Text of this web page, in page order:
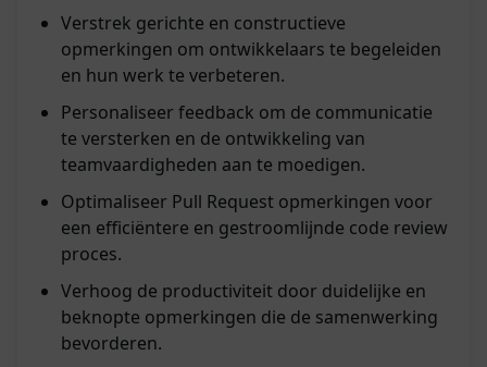
Verstrek gerichte en constructieve
opmerkingen om ontwikkelaars te begeleiden
en hun werk te verbeteren.
Personaliseer feedback om de communicatie
te versterken en de ontwikkeling van
teamvaardigheden aan te moedigen.
Optimaliseer Pull Request opmerkingen voor
een efficiëntere en gestroomlijnde code review
proces.
Verhoog de productiviteit door duidelijke en
beknopte opmerkingen die de samenwerking
bevorderen.